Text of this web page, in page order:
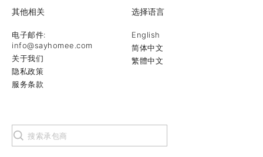
其他相关
电子邮件:
info@sayhomee.com
关于我们
隐私政策
服务条款
选择语言
English
简体中文
繁體中文